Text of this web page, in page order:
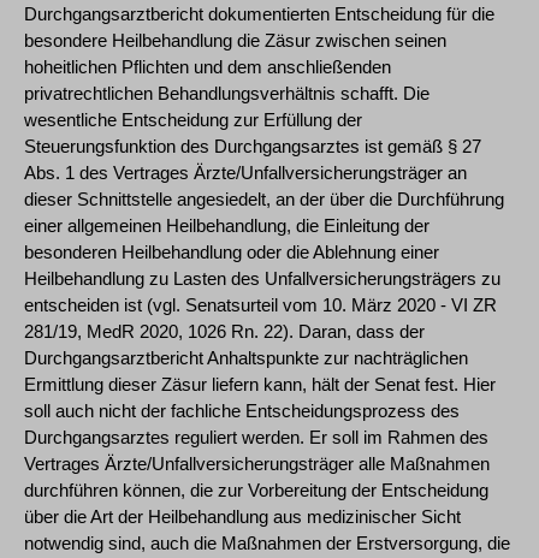
Durchgangsarztbericht dokumentierten Entscheidung für die
besondere Heilbehandlung die Zäsur zwischen seinen
hoheitlichen Pflichten und dem anschließenden
privatrechtlichen Behandlungsverhältnis schafft. Die
wesentliche Entscheidung zur Erfüllung der
Steuerungsfunktion des Durchgangsarztes ist gemäß § 27
Abs. 1 des Vertrages Ärzte/Unfallversicherungsträger an
dieser Schnittstelle angesiedelt, an der über die Durchführung
einer allgemeinen Heilbehandlung, die Einleitung der
besonderen Heilbehandlung oder die Ablehnung einer
Heilbehandlung zu Lasten des Unfallversicherungsträgers zu
entscheiden ist (vgl. Senatsurteil vom 10. März 2020 - VI ZR
281/19, MedR 2020, 1026 Rn. 22). Daran, dass der
Durchgangsarztbericht Anhaltspunkte zur nachträglichen
Ermittlung dieser Zäsur liefern kann, hält der Senat fest. Hier
soll auch nicht der fachliche Entscheidungsprozess des
Durchgangsarztes reguliert werden. Er soll im Rahmen des
Vertrages Ärzte/Unfallversicherungsträger alle Maßnahmen
durchführen können, die zur Vorbereitung der Entscheidung
über die Art der Heilbehandlung aus medizinischer Sicht
notwendig sind, auch die Maßnahmen der Erstversorgung, die